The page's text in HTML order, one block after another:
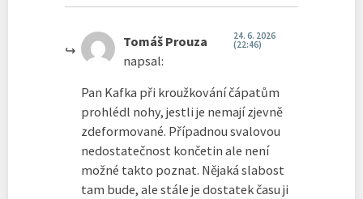
Tomáš Prouza
napsal:
24. 6. 2026
(22:46)
Pan Kafka při kroužkování čápatům
prohlédl nohy, jestli je nemají zjevně
zdeformované. Případnou svalovou
nedostatečnost končetin ale není
možné takto poznat. Nějaká slabost
tam bude, ale stále je dostatek času ji